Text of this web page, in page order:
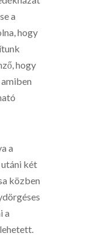
a
hogy
hogy
a
utáni két
közben
a